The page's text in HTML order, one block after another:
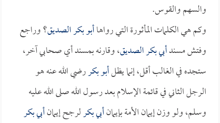
والسهم والقوس.
وكم هي الكلمات المأثورة التي رواهاأبو بكر الصديق؟ وراجع
وفتش مسندأبي بكر الصديق، وقارنه بمسند أي صحابي آخر،
ستجده في الغالب أقل، إنما يظلأبو بكررضي الله عنه هو
الرجل الثاني في قائمة الإسلام بعد رسول الله صلى الله عليه
وسلم، ولو وزن إيمان الأمة بإيمانأبي بكرلرجح إيمانأبي بكر